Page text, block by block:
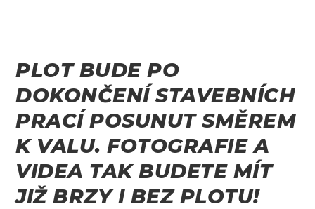
PLOT BUDE PO
DOKONČENÍ STAVEBNÍCH
PRACÍ POSUNUT SMĚREM
K VALU. FOTOGRAFIE A
VIDEA TAK BUDETE MÍT
JIŽ BRZY I BEZ PLOTU!